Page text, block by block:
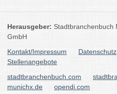
Herausgeber: Stadtbranchenbuch
GmbH
Kontakt/Impressum
Datenschutz
Stellenangebote
stadtbranchenbuch.com
munichx.de
opendi.com